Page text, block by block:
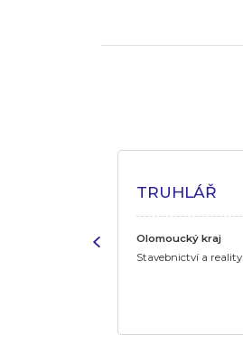
TRUHLÁŘ
Olomoucký kraj
Stavebnictví a reality